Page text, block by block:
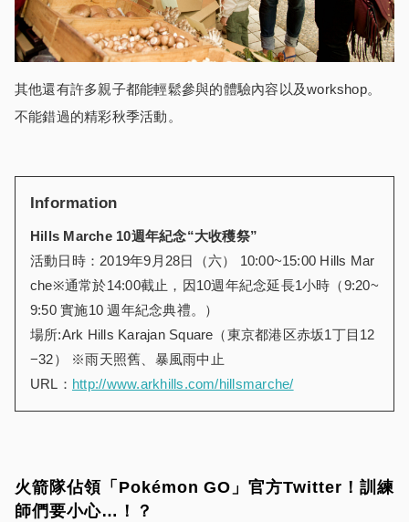
其他還有許多親子都能輕鬆參與的體驗內容以及workshop。
不能錯過的精彩秋季活動。
Information
Hills Marche 10週年紀念“大收穫祭”
活動日時：2019年9月28日（六） 10:00~15:00 Hills Mar
che※通常於14:00截止，因10週年紀念延長1小時（9:20~
9:50 實施10 週年紀念典禮。）
場所:Ark Hills Karajan Square（東京都港区赤坂1丁目12
−32） ※雨天照舊、暴風雨中止
URL： http://www.arkhills.com/hillsmarche/
火箭隊佔領「Pokémon GO」官方Twitter！訓練
師們要小心…！？